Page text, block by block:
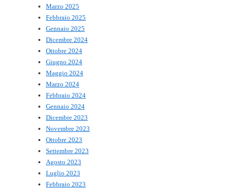
Marzo 2025
Febbraio 2025
Gennaio 2025
Dicembre 2024
Ottobre 2024
Giugno 2024
Maggio 2024
Marzo 2024
Febbraio 2024
Gennaio 2024
Dicembre 2023
Novembre 2023
Ottobre 2023
Settembre 2023
Agosto 2023
Luglio 2023
Febbraio 2023